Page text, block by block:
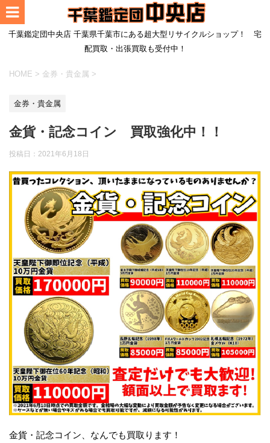
千葉鑑定団中央店 千葉県千葉市にある超大型リサイクルショップ！ 宅
配買取・出張買取も受付中！
HOME > 金券・貴金属 >
金券・貴金属
金貨・記念コイン 買取強化中！！
投稿日： 2021年6月18日
金貨・記念コイン、なんでも買取ります！